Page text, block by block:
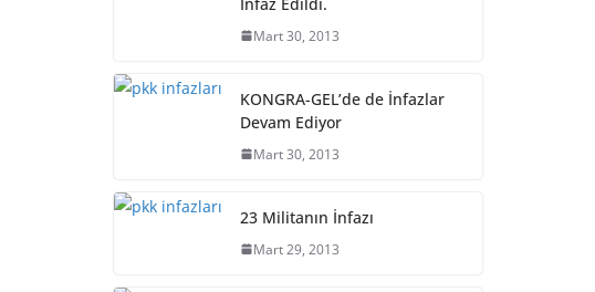
Mart 30, 2013
KONGRA-GEL’de de İnfazlar
Devam Ediyor
Mart 30, 2013
23 Militanın İnfazı
Mart 29, 2013